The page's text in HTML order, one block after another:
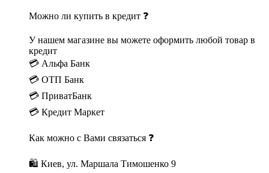
Можно ли купить в кредит ❓
У нашем магазине вы можете оформить любой товар в
кредит
💳 Альфа Банк
💳 ОТП Банк
💳 ПриватБанк
💳 Кредит Маркет
Как можно с Вами связаться ❓
🛍 Киев, ул. Маршала Тимошенко 9